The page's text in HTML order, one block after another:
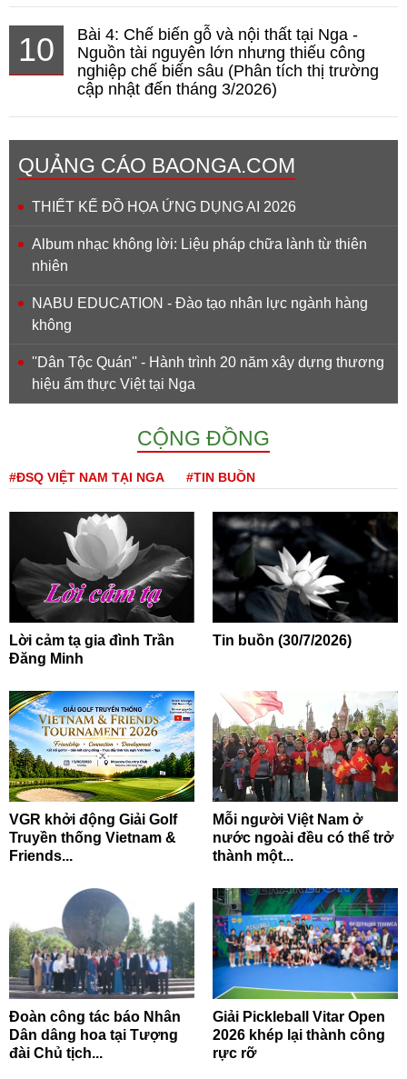
10
Bài 4: Chế biến gỗ và nội thất tại Nga -
Nguồn tài nguyên lớn nhưng thiếu công
nghiệp chế biến sâu (Phân tích thị trường
cập nhật đến tháng 3/2026)
QUẢNG CÁO BAONGA.COM
THIẾT KẾ ĐỒ HỌA ỨNG DỤNG AI 2026
Album nhạc không lời: Liệu pháp chữa lành từ thiên
nhiên
NABU EDUCATION - Đào tạo nhân lực ngành hàng
không
''Dân Tộc Quán'' - Hành trình 20 năm xây dựng thương
hiệu ẩm thực Việt tại Nga
CỘNG ĐỒNG
#ĐSQ VIỆT NAM TẠI NGA #TIN BUỒN
Lời cảm tạ gia đình Trần
Đăng Minh
Tin buồn (30/7/2026)
VGR khởi động Giải Golf
Truyền thống Vietnam &
Friends...
Mỗi người Việt Nam ở
nước ngoài đều có thể trở
thành một...
Đoàn công tác báo Nhân
Dân dâng hoa tại Tượng
đài Chủ tịch...
Giải Pickleball Vitar Open
2026 khép lại thành công
rực rỡ